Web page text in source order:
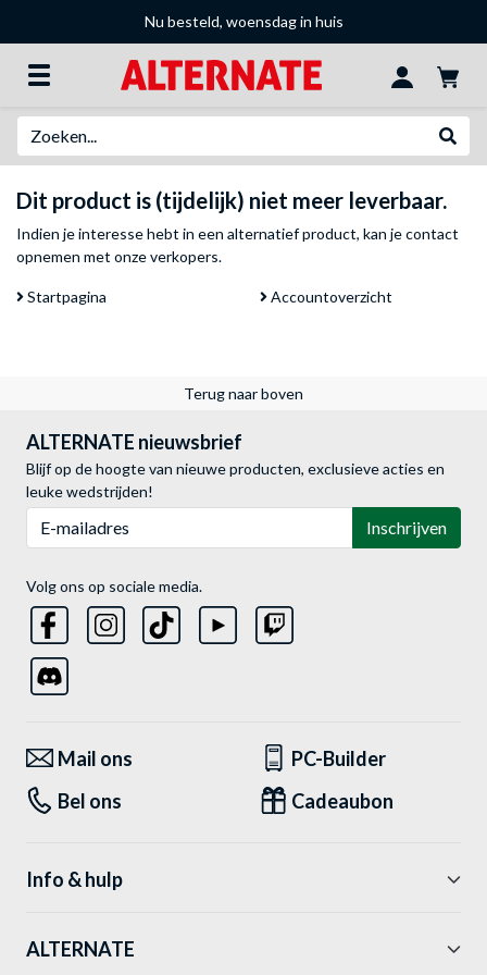
Nu besteld, woensdag in huis
Dit product is (tijdelijk) niet meer leverbaar.
Indien je interesse hebt in een alternatief product, kan jecontact
opnemen met onze verkopers.
Startpagina Accountoverzicht
Terug naar boven
ALTERNATE nieuwsbrief
Blijf op de hoogte van nieuwe producten, exclusieve acties en
leuke wedstrijden!
Inschrijven
Volg ons op sociale media.
Mail ons
PC-Builder
Bel ons
Cadeaubon
Info & hulp
ALTERNATE